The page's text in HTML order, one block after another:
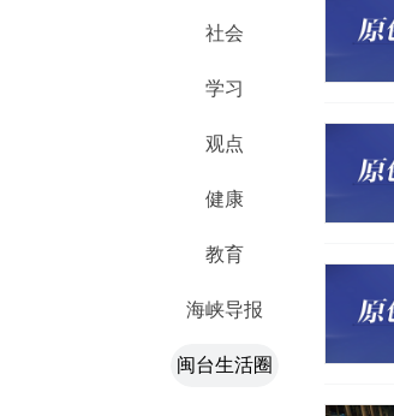
社会
学习
观点
健康
教育
海峡导报
闽台生活圈